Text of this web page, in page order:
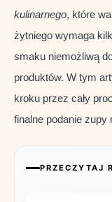
kulinarnego, które
żytniego wymaga
smaku niemożliwą
produktów. W tym
kroku przez cały
finalne podanie zupy
PRZECZYTAJ